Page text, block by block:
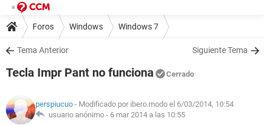
Foros Windows Windows 7
Tema Anterior Siguiente Tema
Tecla Impr Pant no funciona Cerrado
perspiucuo - Modificado por ibero.modo el 6/03/2014, 10:54
usuario anónimo - 6 mar 2014 a las 10:55